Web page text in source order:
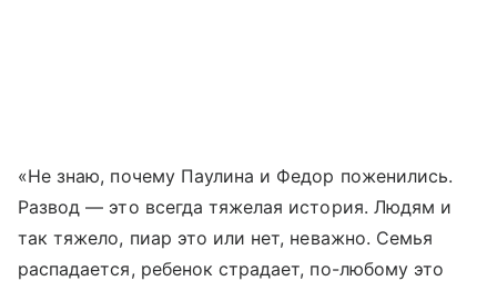
«Не знаю, почему Паулина и Федор поженились.
Развод — это всегда тяжелая история. Людям и
так тяжело, пиар это или нет, неважно. Семья
распадается, ребенок страдает, по-любому это